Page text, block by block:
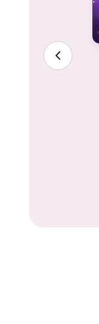
נשים